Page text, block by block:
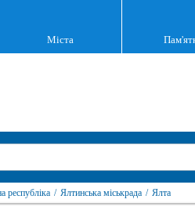
Міста
республіка / Ялтинська міськрада / Ялта